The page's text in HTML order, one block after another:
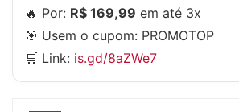
🔥 Por: R$ 169,99 em até 3x
🎯 Usem o cupom: PROMOTOP
🛒 Link: is.gd/8aZWe7